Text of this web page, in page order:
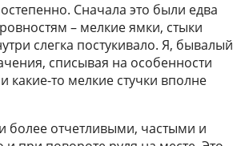
Сначала это были едва
– мелкие ямки, стыки
слегка постукивало. Я, бывалый
списывая на особенности
то мелкие стучки вполне
более отчетливыми, частыми и